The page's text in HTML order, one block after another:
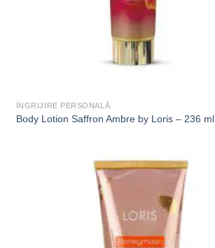
ÎNGRIJIRE PERSONALĂ
Body Lotion Saffron Ambre by Loris – 236 ml